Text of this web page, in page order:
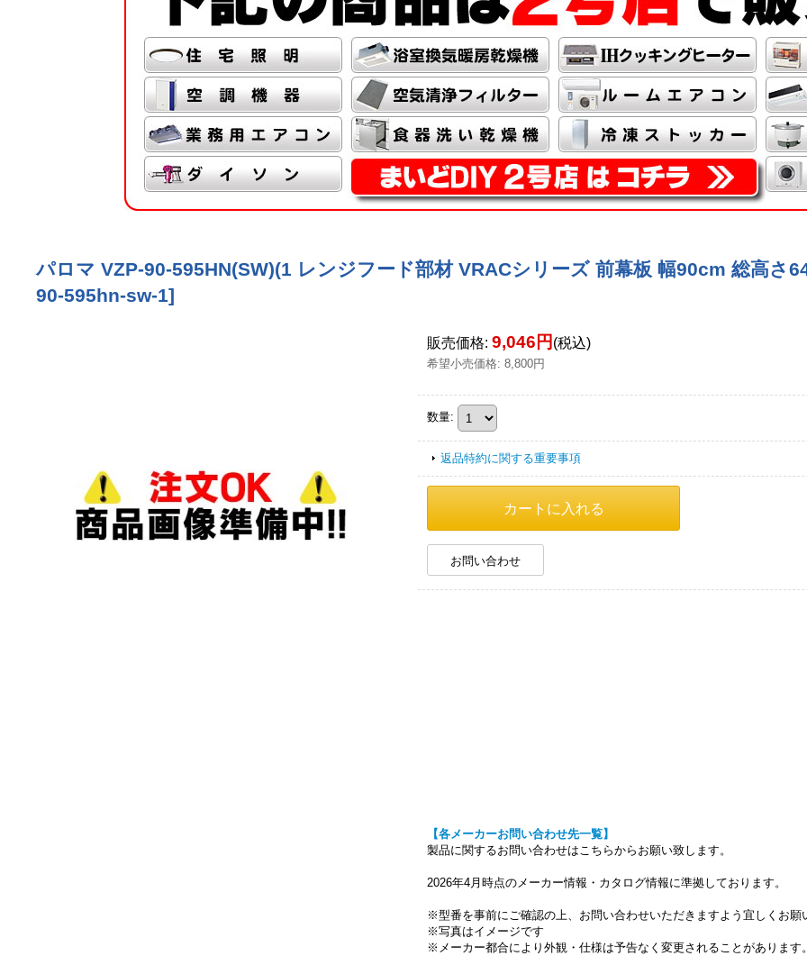
パロマ VZP-90-595HN(SW)(1 レンジフード部材 VRACシリーズ 前幕板 幅90cm 総高さ
90-595hn-sw-1]
販売価格: 9,046円 (税込)
希望小売価格: 8,800円
数量:
返品特約に関する重要事項
お問い合わせ
【各メーカーお問い合わせ先一覧】
製品に関するお問い合わせはこちらからお願い致します。
2026年4月時点のメーカー情報・カタログ情報に準拠しております。
※型番を事前にご確認の上、お問い合わせいただきますよう宜しくお願
※写真はイメージです
※メーカー都合により外観・仕様は予告なく変更されることがあります。